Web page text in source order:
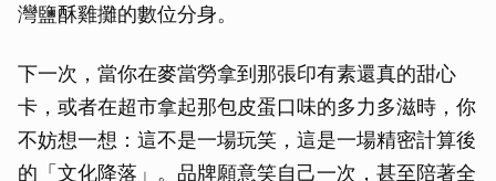
灣鹽酥雞攤的數位分身。
下一次，當你在麥當勞拿到那張印有素還真的甜心
卡，或者在超市拿起那包皮蛋口味的多力多滋時，你
不妨想一想：這不是一場玩笑，這是一場精密計算後
的「文化降落」。品牌願意笑自己一次，甚至陪著全